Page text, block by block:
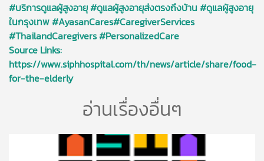
#บริการดูแลผู้สูงอายุ #ดูแลผู้สูงอายุส่งตรงถึงบ้าน #ดูแลผู้สูงอายุ
ในกรุงเทพ #AyasanCares#CaregiverServices
#ThailandCaregivers #PersonalizedCare
Source Links:
https://www.siphhospital.com/th/news/article/share/food-
for-the-elderly
อ่านเรื่องอื่นๆ